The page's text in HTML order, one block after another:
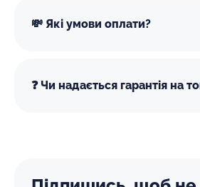
💸 Які умови оплати?
❓ Чи надається гарантія на